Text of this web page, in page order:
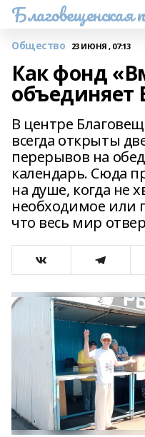
Благовещенская
Общество 23 ИЮНЯ , 07:13
Как фонд
объединяет
В центре
всегда открыты
перерывов на
календарь. Сюда
на душе, когда не
необходимое или
что весь мир